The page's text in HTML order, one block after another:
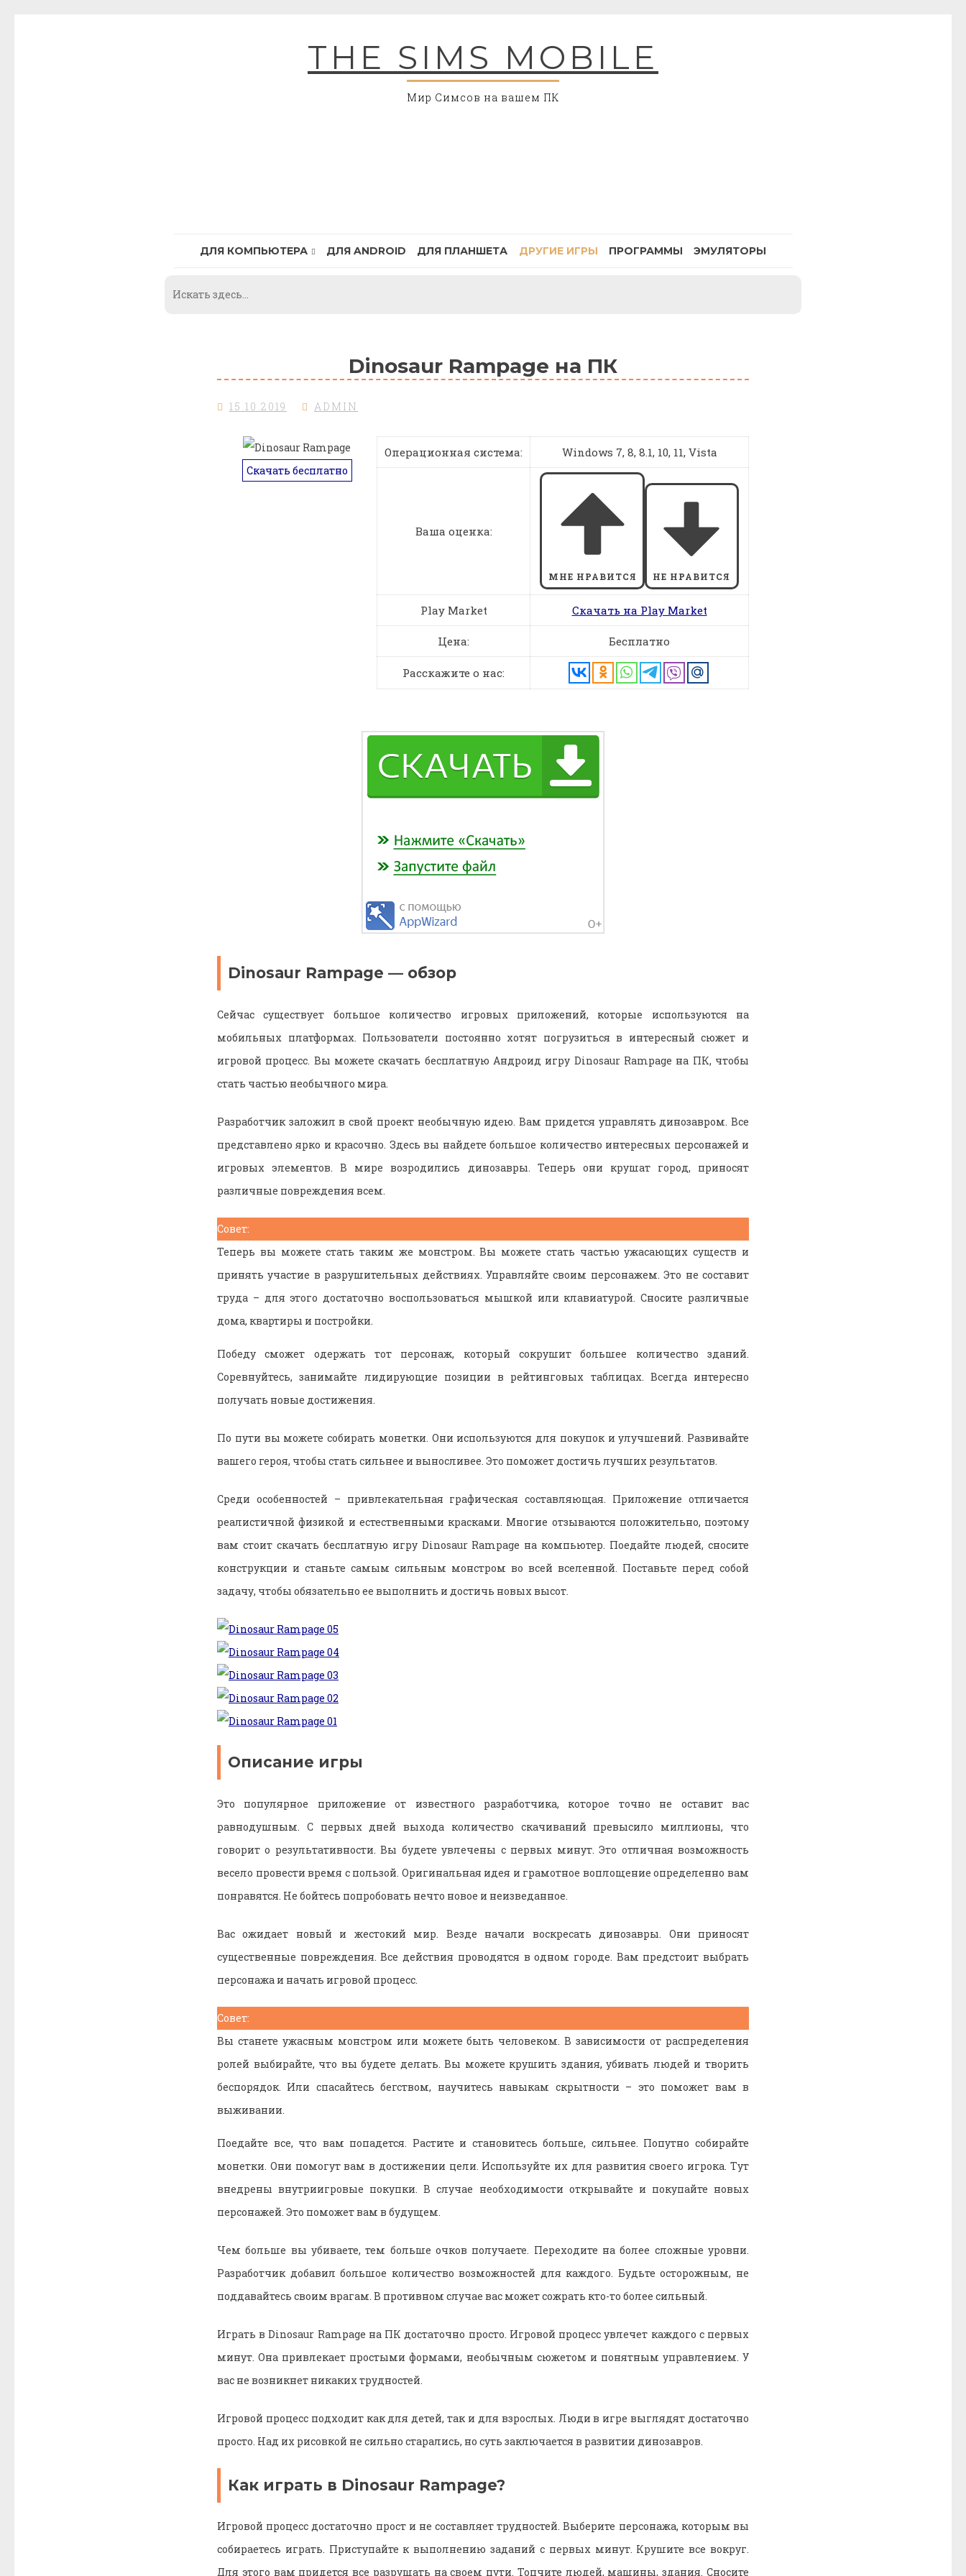
THE SIMS MOBILE
Мир Симсов на вашем ПК
ДЛЯ КОМПЬЮТЕРА ДЛЯ ANDROID ДЛЯ ПЛАНШЕТА ДРУГИЕ ИГРЫ ПРОГРАММЫ ЭМУЛЯТОРЫ
Dinosaur Rampage на ПК
15.10.2019 ADMIN
Скачать бесплатно
Операционная система: Windows 7, 8, 8.1, 10, 11, Vista
Ваша оценка:
МНЕ НРАВИТСЯ НЕ НРАВИТСЯ
Play Market Скачать на Play Market
Цена: Бесплатно
Расскажите о нас:
Dinosaur Rampage — обзор
Сейчас существует большое количество игровых приложений, которые используются на
мобильных платформах. Пользователи постоянно хотят погрузиться в интересный сюжет и
игровой процесс. Вы можете скачать бесплатную Андроид игру Dinosaur Rampage на ПК, чтобы
стать частью необычного мира.
Разработчик заложил в свой проект необычную идею. Вам придется управлять динозавром. Все
представлено ярко и красочно. Здесь вы найдете большое количество интересных персонажей и
игровых элементов. В мире возродились динозавры. Теперь они крушат город, приносят
различные повреждения всем.
Совет:
Теперь вы можете стать таким же монстром. Вы можете стать частью ужасающих существ и
принять участие в разрушительных действиях. Управляйте своим персонажем. Это не составит
труда – для этого достаточно воспользоваться мышкой или клавиатурой. Сносите различные
дома, квартиры и постройки.
Победу сможет одержать тот персонаж, который сокрушит большее количество зданий.
Соревнуйтесь, занимайте лидирующие позиции в рейтинговых таблицах. Всегда интересно
получать новые достижения.
По пути вы можете собирать монетки. Они используются для покупок и улучшений. Развивайте
вашего героя, чтобы стать сильнее и выносливее. Это поможет достичь лучших результатов.
Среди особенностей – привлекательная графическая составляющая. Приложение отличается
реалистичной физикой и естественными красками. Многие отзываются положительно, поэтому
вам стоит скачать бесплатную игру Dinosaur Rampage на компьютер. Поедайте людей, сносите
конструкции и станьте самым сильным монстром во всей вселенной. Поставьте перед собой
задачу, чтобы обязательно ее выполнить и достичь новых высот.
Описание игры
Это популярное приложение от известного разработчика, которое точно не оставит вас
равнодушным. С первых дней выхода количество скачиваний превысило миллионы, что
говорит о результативности. Вы будете увлечены с первых минут. Это отличная возможность
весело провести время с пользой. Оригинальная идея и грамотное воплощение определенно вам
понравятся. Не бойтесь попробовать нечто новое и неизведанное.
Вас ожидает новый и жестокий мир. Везде начали воскресать динозавры. Они приносят
существенные повреждения. Все действия проводятся в одном городе. Вам предстоит выбрать
персонажа и начать игровой процесс.
Совет:
Вы станете ужасным монстром или можете быть человеком. В зависимости от распределения
ролей выбирайте, что вы будете делать. Вы можете крушить здания, убивать людей и творить
беспорядок. Или спасайтесь бегством, научитесь навыкам скрытности – это поможет вам в
выживании.
Поедайте все, что вам попадется. Растите и становитесь больше, сильнее. Попутно собирайте
монетки. Они помогут вам в достижении цели. Используйте их для развития своего игрока. Тут
внедрены внутриигровые покупки. В случае необходимости открывайте и покупайте новых
персонажей. Это поможет вам в будущем.
Чем больше вы убиваете, тем больше очков получаете. Переходите на более сложные уровни.
Разработчик добавил большое количество возможностей для каждого. Будьте осторожным, не
поддавайтесь своим врагам. В противном случае вас может сожрать кто-то более сильный.
Играть в Dinosaur Rampage на ПК достаточно просто. Игровой процесс увлечет каждого с первых
минут. Она привлекает простыми формами, необычным сюжетом и понятным управлением. У
вас не возникнет никаких трудностей.
Игровой процесс подходит как для детей, так и для взрослых. Люди в игре выглядят достаточно
просто. Над их рисовкой не сильно старались, но суть заключается в развитии динозавров.
Как играть в Dinosaur Rampage?
Игровой процесс достаточно прост и не составляет трудностей. Выберите персонажа, которым вы
собираетесь играть. Приступайте к выполнению заданий с первых минут. Крушите все вокруг.
Для этого вам придется все разрушать на своем пути. Топчите людей, машины, здания. Сносите